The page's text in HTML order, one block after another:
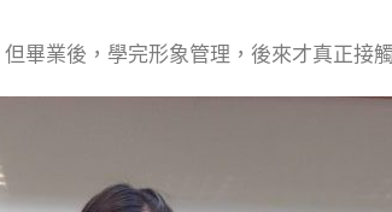
畢業後，學完形象管理，後來才真正接觸